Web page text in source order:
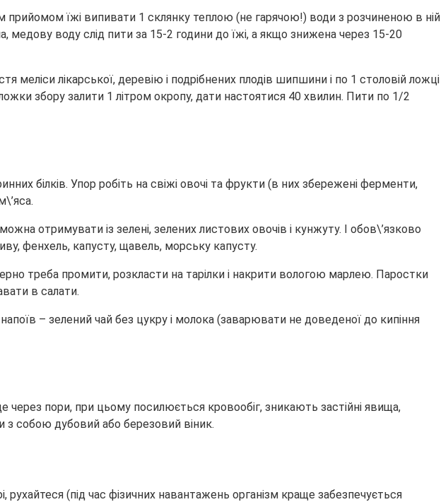
їжі випивати 1 склянку теплою (не гарячою!) води з розчиненою в ній
воду слід пити за 15-2 години до їжі, а якщо знижена через 15-20
меліси лікарської, деревію і подрібнених плодів шипшини і по 1 столовій ложці
збору залити 1 літром окропу, дати настоятися 40 хвилин. Пити по 1/2
білків. Упор робіть на свіжі овочі та фрукти (в них збережені ферменти,
отримувати із зелені, зелених листових овочів і кунжуту. І обов\’язково
фенхель, капусту, щавель, морську капусту.
треба промити, розкласти на тарілки і накрити вологою марлею. Паростки
в салати.
– зелений чай без цукру і молока (заварювати не доведеної до кипіння
пори, при цьому посилюється кровообіг, зникають застійні явища,
з собою дубовий або березовий віник.
рухайтеся (під час фізичних навантажень організм краще забезпечується